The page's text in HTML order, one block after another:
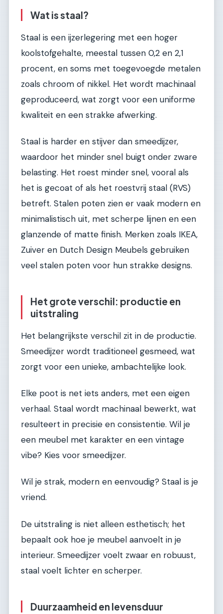
Wat is staal?
Staal is een ijzerlegering met een hoger
koolstofgehalte, meestal tussen 0,2 en 2,1
procent, en soms met toegevoegde metalen
zoals chroom of nikkel. Het wordt machinaal
geproduceerd, wat zorgt voor een uniforme
kwaliteit en een strakke afwerking.
Staal is harder en stijver dan smeedijzer,
waardoor het minder snel buigt onder zware
belasting. Het roest minder snel, vooral als
het is gecoat of als het roestvrij staal (RVS)
betreft. Stalen poten zien er vaak modern en
minimalistisch uit, met scherpe lijnen en een
glanzende of matte finish. Merken zoals IKEA,
Zuiver en Dutch Design Meubels gebruiken
veel stalen poten voor hun strakke designs.
Het grote verschil: productie en
uitstraling
Het belangrijkste verschil zit in de productie.
Smeedijzer wordt traditioneel gesmeed, wat
zorgt voor een unieke, ambachtelijke look.
Elke poot is net iets anders, met een eigen
verhaal. Staal wordt machinaal bewerkt, wat
resulteert in precisie en consistentie. Wil je
een meubel met karakter en een vintage
vibe? Kies voor smeedijzer.
Wil je strak, modern en eenvoudig? Staal is je
vriend.
De uitstraling is niet alleen esthetisch; het
bepaalt ook hoe je meubel aanvoelt in je
interieur. Smeedijzer voelt zwaar en robuust,
staal voelt lichter en scherper.
Duurzaamheid en levensduur